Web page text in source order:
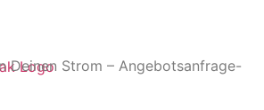
Deinen Strom – Angebotsanfrage-